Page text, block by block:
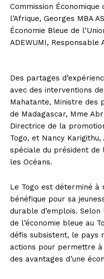
Commission
l’Afrique, Georges MBA
Économie Bleue de
ADEWUMI, Responsable
Des partages
avec des interventions
Mahatante, Ministre des
de Madagascar, Mme
Directrice de la
Togo, et Nancy
spéciale du président de
les Océans.
Le Togo est déterminé à
bénéfique pour sa
durable d’emplois.
de l’économie bleue au
défis subsistent, le pays
actions pour permettre
des avantages d’une